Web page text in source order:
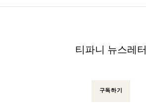
티파니 뉴스레터
구독하기